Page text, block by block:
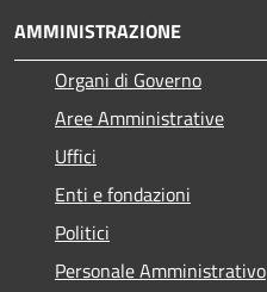
AMMINISTRAZIONE
Organi di Governo
Aree Amministrative
Uffici
Enti e fondazioni
Politici
Personale Amministrativo